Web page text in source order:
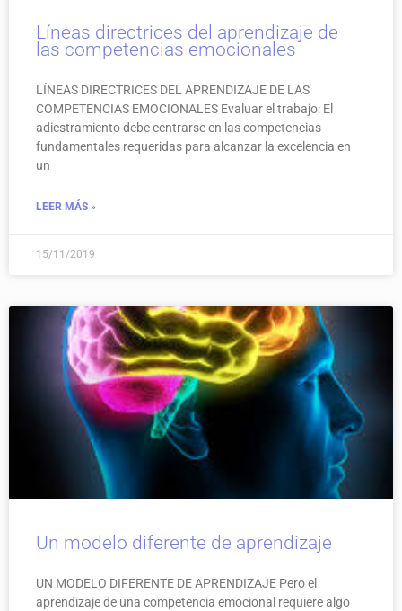
Líneas directrices del aprendizaje de
las competencias emocionales
LÍNEAS DIRECTRICES DEL APRENDIZAJE DE LAS
COMPETENCIAS EMOCIONALES Evaluar el trabajo: El
adiestramiento debe centrarse en las competencias
fundamentales requeridas para alcanzar la excelencia en
un
LEER MÁS »
15/11/2019
Un modelo diferente de aprendizaje
UN MODELO DIFERENTE DE APRENDIZAJE Pero el
aprendizaje de una competencia emocional requiere algo